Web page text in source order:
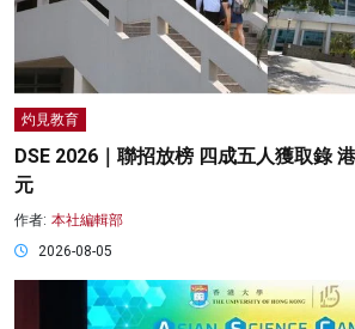
灼見教育
DSE 2026｜聯招放榜 四成五人獲取錄
元
作者: 本社編輯部
2026-08-05